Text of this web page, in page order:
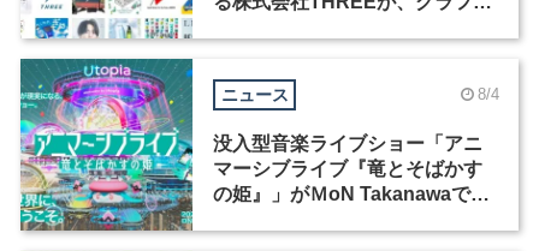
ニュース 8/4
没入型音楽ライブショー「アニ
マーシブライブ『竜とそばかす
の姫』」がＭoN Takanawaで開